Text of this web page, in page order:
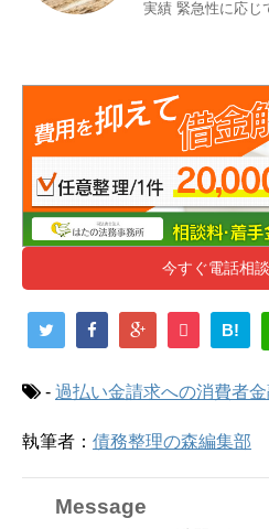
実績 緊急性に応じ
今すぐ電話相
B!
- 過払い金請求への消費者
執筆者： 債務整理の森編集部
Message